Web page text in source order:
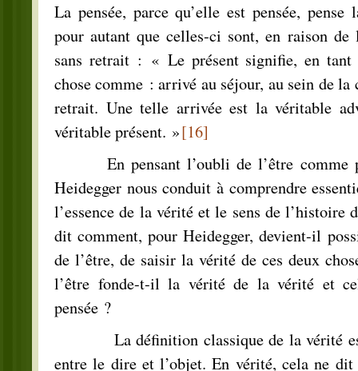
La pensée, parce qu’elle est pensée, pense
pour autant que celles-ci sont, en raison de
sans retrait : « Le présent signifie, en tant
chose comme : arrivé au séjour, au sein de la
retrait. Une telle arrivée est la véritable
véritable présent. »[16]
En pensant l’oubli de l’être comme
Heidegger nous conduit à comprendre
l’essence de la vérité et le sens de l’histoire
dit comment, pour Heidegger, devient-il
de l’être, de saisir la vérité de ces deux
l’être fonde-t-il la vérité de la vérité et
pensée ?
La définition classique de la vérité est
entre le dire et l’objet. En vérité, cela ne dit